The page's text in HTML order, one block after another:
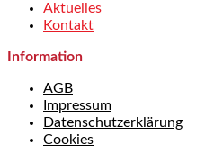
Aktuelles
Kontakt
Information
AGB
Impressum
Datenschutzerklärung
Cookies